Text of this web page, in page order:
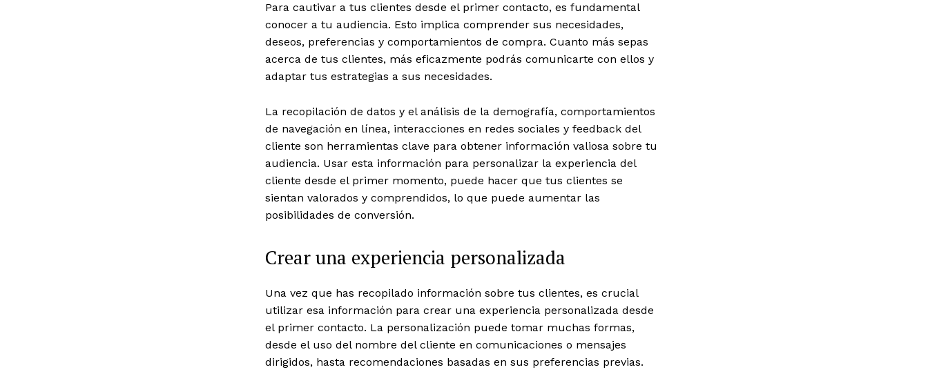
Para cautivar a tus clientes desde el primer contacto, es fundamental
conocer a tu audiencia. Esto implica comprender sus necesidades,
deseos, preferencias y comportamientos de compra. Cuanto más sepas
acerca de tus clientes, más eficazmente podrás comunicarte con ellos y
adaptar tus estrategias a sus necesidades.
La recopilación de datos y el análisis de la demografía, comportamientos
de navegación en línea, interacciones en redes sociales y feedback del
cliente son herramientas clave para obtener información valiosa sobre tu
audiencia. Usar esta información para personalizar la experiencia del
cliente desde el primer momento, puede hacer que tus clientes se
sientan valorados y comprendidos, lo que puede aumentar las
posibilidades de conversión.
Crear una experiencia personalizada
Una vez que has recopilado información sobre tus clientes, es crucial
utilizar esa información para crear una experiencia personalizada desde
el primer contacto. La personalización puede tomar muchas formas,
desde el uso del nombre del cliente en comunicaciones o mensajes
dirigidos, hasta recomendaciones basadas en sus preferencias previas.